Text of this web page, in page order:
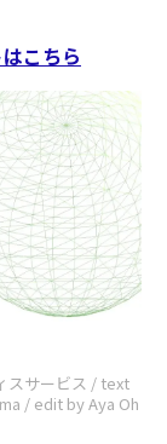
こちら
スサービス / text
/ edit by Aya Oh